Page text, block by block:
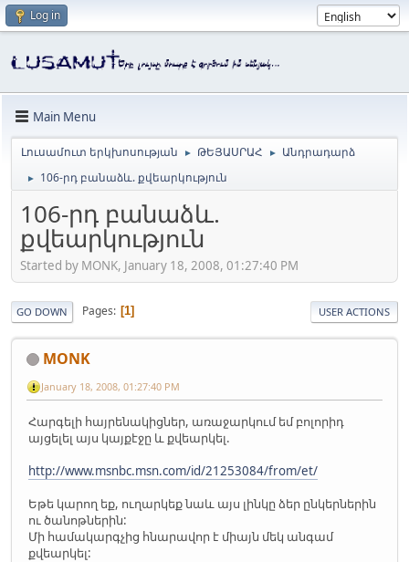
Log in
Main Menu
Լուսամուտ երկխոսության ► ԹԵՅԱՍՐԱՀ ► Անդրադարձ
► 106-րդ բանաձև. քվեարկություն
106-րդ բանաձև.
քվեարկություն
Started by MONK, January 18, 2008, 01:27:40 PM
GO DOWN Pages 1 USER ACTIONS
MONK
January 18, 2008, 01:27:40 PM
Հարգելի հայրենակիցներ, առաջարկում եմ բոլորիդ
այցելել այս կայքէջը և քվեարկել.
http://www.msnbc.msn.com/id/21253084/from/et/
Եթե կարող եք, ուղարկեք նաև այս լինկը ձեր ընկերներին
ու ծանոթներին:
Մի համակարգչից հնարավոր է միայն մեկ անգամ
քվեարկել: